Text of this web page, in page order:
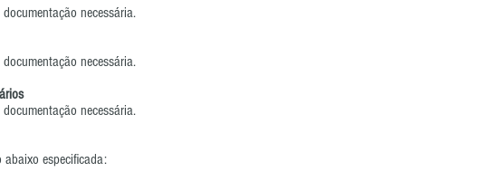
necessária.
necessária.
necessária.
abaixo especificada: